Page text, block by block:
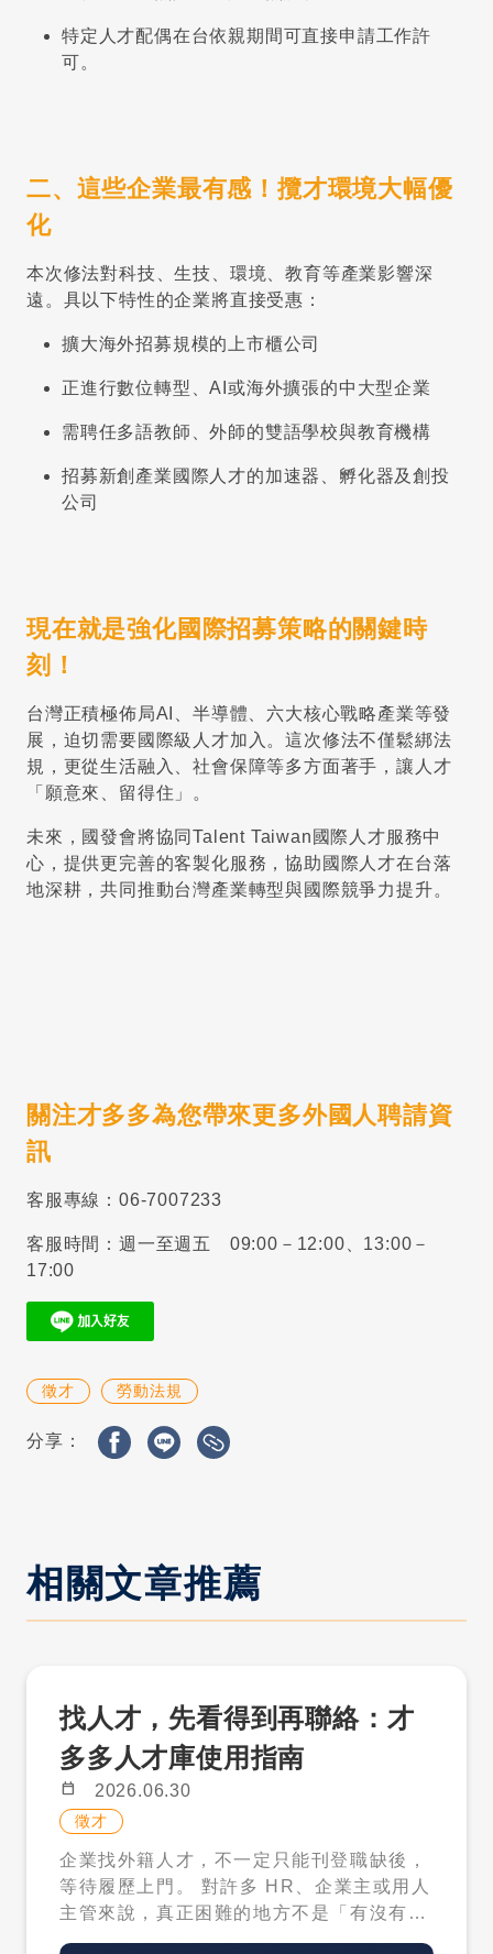
特定人才配偶在台依親期間可直接申請工作許
可。
二、這些企業最有感！攬才環境大幅優
化
本次修法對科技、生技、環境、教育等產業影響深
遠。具以下特性的企業將直接受惠：
擴大海外招募規模的上市櫃公司
正進行數位轉型、AI或海外擴張的中大型企業
需聘任多語教師、外師的雙語學校與教育機構
招募新創產業國際人才的加速器、孵化器及創投
公司
現在就是強化國際招募策略的關鍵時
刻！
台灣正積極佈局AI、半導體、六大核心戰略產業等發
展，迫切需要國際級人才加入。這次修法不僅鬆綁法
規，更從生活融入、社會保障等多方面著手，讓人才
「願意來、留得住」。
未來，國發會將協同Talent Taiwan國際人才服務中
心，提供更完善的客製化服務，協助國際人才在台落
地深耕，共同推動台灣產業轉型與國際競爭力提升。
關注才多多為您帶來更多外國人聘請資
訊
客服專線：06-7007233
客服時間：週一至週五 09:00－12:00、13:00－
17:00
徵才 勞動法規
分享：
相關文章推薦
找人才，先看得到再聯絡：才
多多人才庫使用指南
calendar_today 2026.06.30
徵才
企業找外籍人才，不一定只能刊登職缺後，
等待履歷上門。 對許多 HR、企業主或用人
主管來說，真正困難的地方不是「有沒有開
職缺」，而是看不到足夠合適的人才資料，